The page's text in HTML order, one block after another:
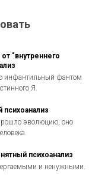
"внутреннего
инфантильный фантом
Я.
психоанализ
эволюцию, оно
психоанализ
и ненужными.